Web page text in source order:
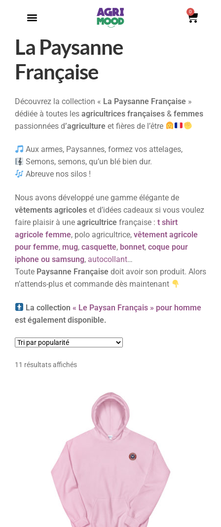
0
La Paysanne
Française
Découvrez la collection « La Paysanne Française »
dédiée à toutes les agricultrices françaises & femmes
passionnées d’agriculture et fières de l’être
Aux armes, Paysannes, formez vos attelages,
Semons, semons, qu’un blé bien dur.
Abreuve nos silos !
Nous avons développé une gamme élégante de
vêtements agricoles et d’idées cadeaux si vous voulez
faire plaisir à une agricultrice française : t shirt
agricole femme, polo agricultrice, vêtement agricole
pour femme, mug, casquette, bonnet, coque pour
iphone ou samsung, autocollant…
Toute Paysanne Française doit avoir son produit. Alors
n’attends-plus et commande dès maintenant
La collection « Le Paysan Français » pour homme
est également disponible.
11 résultats affichés